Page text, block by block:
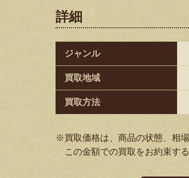
詳細
ジャンル
買取地域
買取方法
※買取価格は、商品の状態、相場
この金額での買取をお約束す